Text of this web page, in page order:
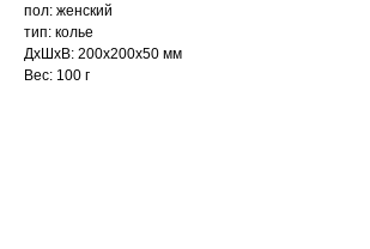
пол: женский
тип: колье
ДxШxВ: 200x200x50 мм
Вес: 100 г